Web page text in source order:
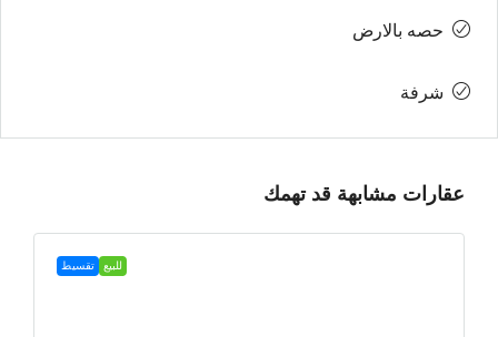
حصه بالارض
شرفة
عقارات مشابهة قد تهمك
للبيع تقسيط